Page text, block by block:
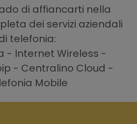
di affiancarti nella
dei servizi aziendali
telefonia:
- Internet Wireless -
- Centralino Cloud -
Mobile